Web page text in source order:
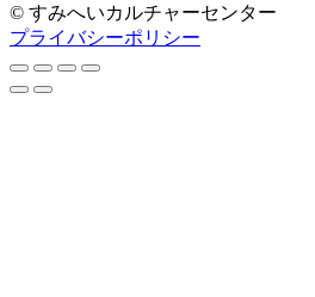
© すみへいカルチャーセンター
プライバシーポリシー